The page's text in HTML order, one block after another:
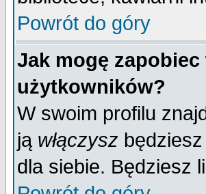
Powrót do góry
Jak mogę
użytkowników?
W swoim profilu
ją włączysz
dla siebie. Będziesz